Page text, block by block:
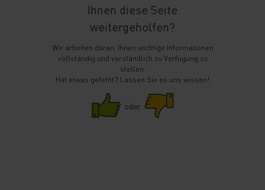
Ihnen diese Seite
weitergeholfen?
Wir arbeiten daran, Ihnen wichtige Informationen
vollständig und verständlich zu Verfügung zu
stellen.
Hat etwas gefehlt? Lassen Sie es uns wissen!
oder